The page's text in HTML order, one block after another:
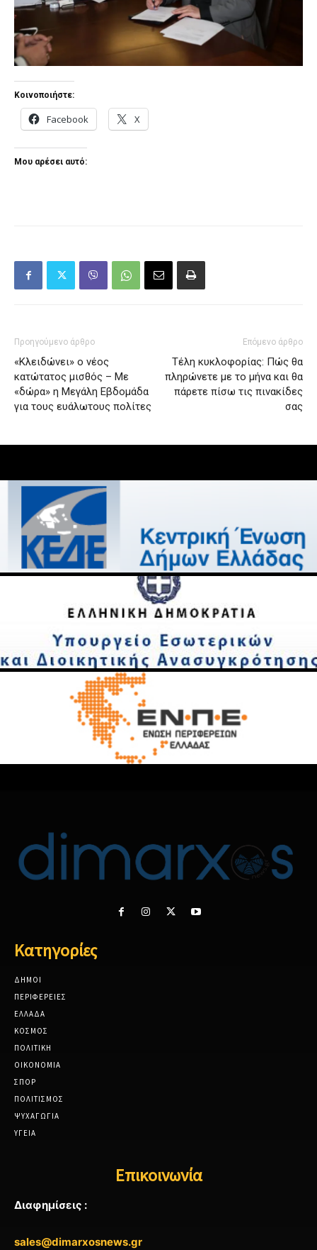
Κοινοποιήστε:
Facebook X
Μου αρέσει αυτό:
Προηγούμενο άρθρο
«Κλειδώνει» ο νέος
κατώτατος μισθός – Με
«δώρα» η Μεγάλη Εβδομάδα
για τους ευάλωτους πολίτες
Επόμενο άρθρο
Τέλη κυκλοφορίας: Πώς θα
πληρώνετε με το μήνα και θα
πάρετε πίσω τις πινακίδες
σας
Κατηγορίες
ΔΗΜΟΙ
ΠΕΡΙΦΕΡΕΙΕΣ
ΕΛΛΑΔΑ
ΚΟΣΜΟΣ
ΠΟΛΙΤΙΚΗ
ΟΙΚΟΝΟΜΙΑ
ΣΠΟΡ
ΠΟΛΙΤΙΣΜΟΣ
ΨΥΧΑΓΩΓΙΑ
ΥΓΕΙΑ
Επικοινωνία
Διαφημίσεις :
sales@dimarxosnews.gr